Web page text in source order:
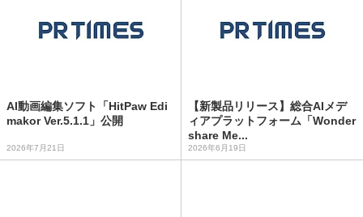
AI動画編集ソフト「HitPaw Edi
makor Ver.5.1.1」公開
2026年7月21日
【新製品リリース】総合AIメデ
ィアプラットフォーム「Wonder
share Me...
2026年6月19日